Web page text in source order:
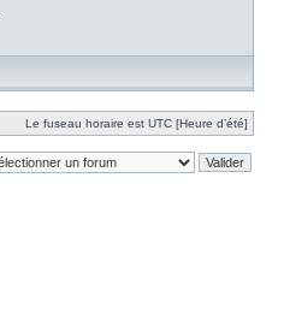
Le fuseau horaire est UTC [Heure d’été]